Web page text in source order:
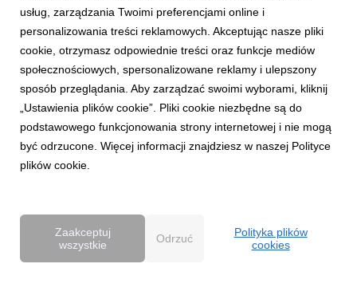
AKTUALNOŚCI
Dentsu wzmacnia kompetencje Business
Transformation w Polsce
27 kwietnia 2026
Dentsu rozwija w Polsce kompetencje Business
Transformation (BX), wzmacniając swoją pozycję w obszarze
transformacji biznesowej w erze AI. Zespół BX, którym
usług, zarządzania Twoimi preferencjami online i
personalizowania treści reklamowych. Akceptując nasze pliki
cookie, otrzymasz odpowiednie treści oraz funkcje mediów
społecznościowych, spersonalizowane reklamy i ulepszony
sposób przeglądania. Aby zarządzać swoimi wyborami, kliknij
„Ustawienia plików cookie”. Pliki cookie niezbędne są do
podstawowego funkcjonowania strony internetowej i nie mogą
być odrzucone. Więcej informacji znajdziesz w naszej Polityce
plików cookie.
Zaakceptuj
wszystkie
Odrzuć
Polityka plików
cookies